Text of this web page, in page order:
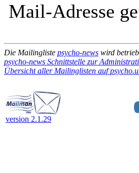
Mail-Adresse
Die Mailingliste psycho-news wird
psycho-news Schnittstelle zur
Übersicht aller Mailinglisten auf
version 2.1.29